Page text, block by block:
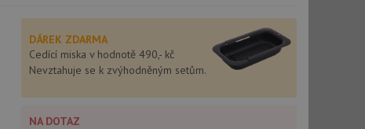
DÁREK ZDARMA
Cedící miska v hodnotě 490,- kč
Nevztahuje se k zvýhodněným setům.
NA DOTAZ